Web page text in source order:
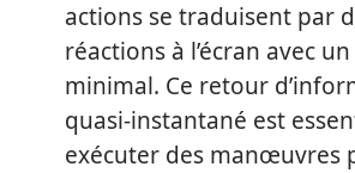
actions se traduisent par
réactions à l’écran avec
minimal. Ce retour
quasi-instantané est
exécuter des manœuvres